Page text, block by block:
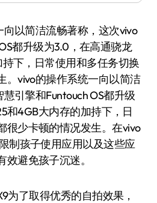
以简洁流畅著称，这次vivo
都升级为3.0，在高通骁龙
下，日常使用和多任务切换
。vivo的操作系统一向以简洁
引擎和Funtouch OS都升级
和4GB大内存的加持下，日
很少卡顿的情况发生。在vivo
制孩子使用应用以及这些应
避免孩子沉迷。
了取得优秀的自拍效果，